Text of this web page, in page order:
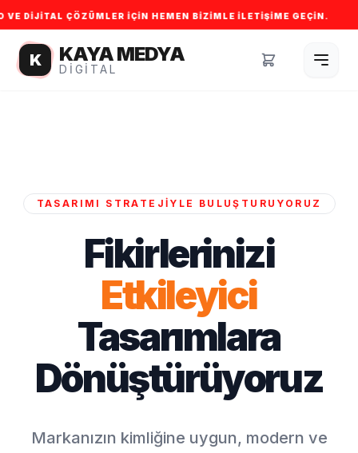
IÇIN HEMEN BIZIMLE ILETIŞIME GEÇIN. 🚀
K KAYA MEDYA
DIGITAL
TASARIMI STRATEJIYLE BULUŞTURUYORUZ
Fikirlerinizi
Etkileyici
Tasarımlara
Dönüştürüyoruz
Markanızın kimliğine uygun, modern ve